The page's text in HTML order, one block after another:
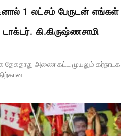
1 லட்சம் பேருடன் எங்கள்
கி.கிருஷ்ணசாமி
தேகதாது அணை கட்ட முயலும் கர்நாடக